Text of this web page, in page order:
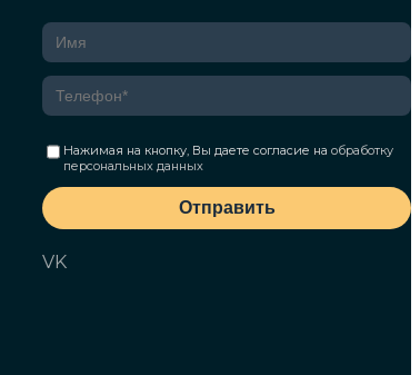
Нажимая на кнопку, Вы даете согласие на обработку
персональных данных
Отправить
VK